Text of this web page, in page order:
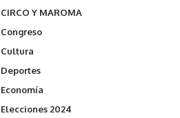
CIRCO Y MAROMA
Congreso
Cultura
Deportes
Economía
Elecciones 2024